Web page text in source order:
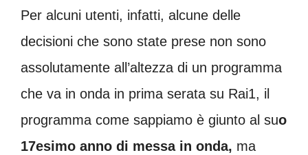
Per alcuni utenti, infatti, alcune delle
decisioni che sono state prese non sono
assolutamente all’altezza di un programma
che va in onda in prima serata su Rai1, il
programma come sappiamo è giunto al suo
17esimo anno di messa in onda, ma